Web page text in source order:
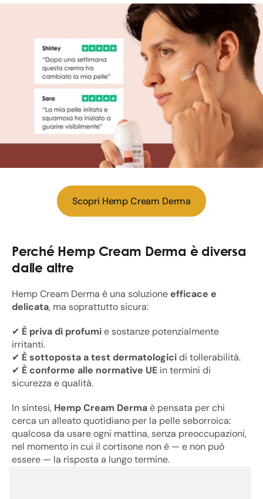
Scopri Hemp Cream Derma
Perché Hemp Cream Derma è diversa
dalle altre
Hemp Cream Derma è una soluzioneefficace e
delicata, ma soprattutto sicura:
✔ È priva di profumie sostanze potenzialmente
irritanti.
✔ È sottoposta a test dermatologicidi tollerabilità.
✔ È conforme alle normative UE in termini di
sicurezza e qualità.
In sintesi, Hemp Cream Dermaè pensata per chi
cerca un alleato quotidiano per la pelle seborroica:
qualcosa da usare ogni mattina, senza preoccupazioni,
nel momento in cui il cortisone non è — e non può
essere — la risposta a lungo termine.